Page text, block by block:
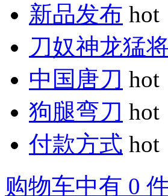
新品发布 hot
刀奴神龙猛
中国唐刀 hot
狗腿弯刀 hot
付款方式 hot
购物车中有 0